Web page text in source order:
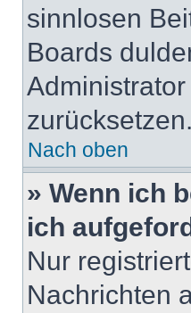
sinnlosen
Boards
zurücksetzen.
Nach oben
» Wenn ich
ich
Nur
Nachrichten